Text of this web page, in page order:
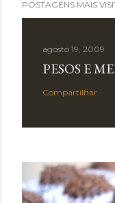
POSTAGENS MAIS
agosto 19, 2009
PESOS E
Compartilhar